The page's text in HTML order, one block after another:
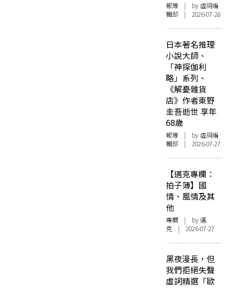
報導 | by 虛詞編
輯部 | 2026-07-28
日本著名推理
小說大師、
「神探伽利
略」系列、
《解憂雜貨
店》作者東野
圭吾逝世 享年
68歲
報導 | by 虛詞編
輯部 | 2026-07-27
【邁克專欄：
拍子簿】國
情、風情及其
他
專欄 | by邁
克 | 2026-07-27
黑夜漫長，但
我們拒絕失聲
虛詞精選「歐